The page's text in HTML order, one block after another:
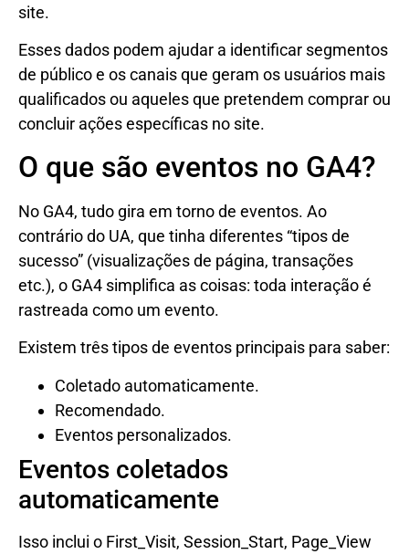
site.
Esses dados podem ajudar a identificar segmentos
de público e os canais que geram os usuários mais
qualificados ou aqueles que pretendem comprar ou
concluir ações específicas no site.
O que são eventos no GA4?
No GA4, tudo gira em torno de eventos. Ao
contrário do UA, que tinha diferentes “tipos de
sucesso” (visualizações de página, transações
etc.), o GA4 simplifica as coisas: toda interação é
rastreada como um evento.
Existem três tipos de eventos principais para saber:
Coletado automaticamente.
Recomendado.
Eventos personalizados.
Eventos coletados
automaticamente
Isso inclui o First_Visit, Session_Start, Page_View